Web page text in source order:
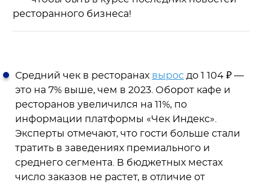
ресторанного бизнеса!
Средний чек в ресторанах вырос до 1 104 ₽ —
это на 7% выше, чем в 2023. Оборот кафе и
ресторанов увеличился на 11%, по
информации платформы «Чек Индекс».
Эксперты отмечают, что гости больше стали
тратить в заведениях премиального и
среднего сегмента. В бюджетных местах
число заказов не растет, в отличие от